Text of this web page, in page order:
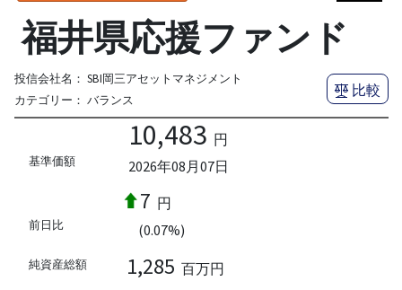
福井県応援ファンド
投信会社名： SBI岡三アセットマネジメント
カテゴリー： バランス
比較
基準価額
10,483 円
2026年08月07日
前日比
7 円
(0.07%)
純資産総額 1,285 百万円